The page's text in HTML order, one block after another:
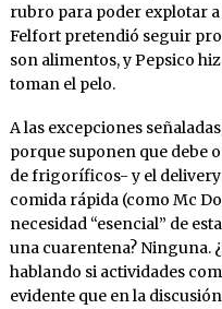
rubro para poder explotar a
Felfort pretendió seguir
son alimentos, y Pepsico
toman el pelo.
A las excepciones
porque suponen que debe
de frigoríficos- y el delivery
comida rápida (como Mc
necesidad “esencial” de
una cuarentena? Ninguna.
hablando si actividades
evidente que en la